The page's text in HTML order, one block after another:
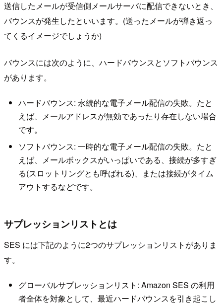
送信したメールが受信側メールサーバに配信できないとき、
バウンスが発生したといいます。(送ったメールが弾き返っ
てくるイメージでしょうか)
バウンスには次のように、ハードバウンスとソフトバウンス
があります。
ハードバウンス: 永続的な電子メール配信の失敗。たと
えば、メールアドレスが無効であったり存在しない場合
です。
ソフトバウンス: 一時的な電子メール配信の失敗。たと
えば、メールボックスがいっぱいである、接続が多すぎ
る(スロットリングとも呼ばれる)、または接続がタイム
アウトするなどです。
サプレッションリストとは
SES には下記のように2つのサプレッションリストがありま
す。
グローバルサプレッションリスト: Amazon SES の利用
者全体を対象として、最近ハードバウンスを引き起こし